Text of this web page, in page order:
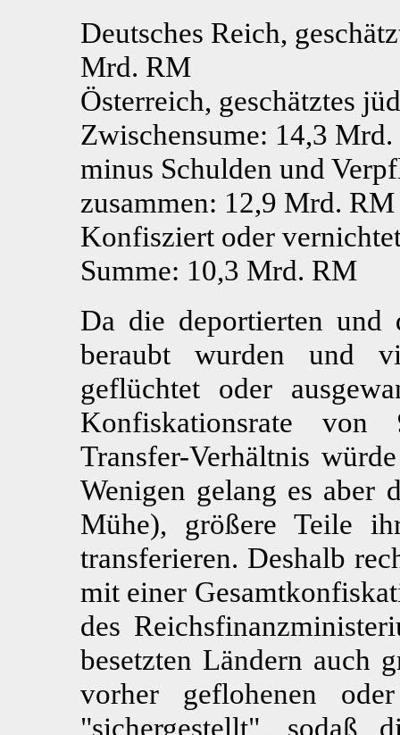
Deutsches Reich,
Mrd. RM
Österreich, geschätztes
Zwischensume: 14,3
minus Schulden und
zusammen: 12,9 Mrd. RM
Konfisziert oder
Summe: 10,3 Mrd. RM
Da die deportierten und
beraubt wurden und
geflüchtet oder
Konfiskationsrate
Transfer-Verhältnis
Wenigen gelang es aber
Mühe), größere Teile
transferieren. Deshalb
mit einer
des
besetzten Ländern auch
vorher geflohenen
"sichergestellt", sodaß